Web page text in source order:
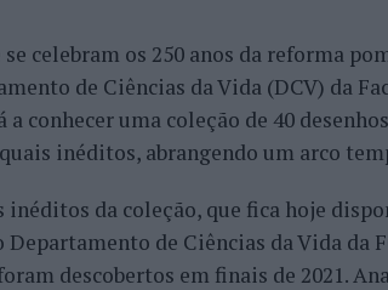
se celebram os 250 anos da reforma
de Ciências da Vida (DCV) da
a conhecer uma coleção de 40
inéditos, abrangendo um arco
inéditos da coleção, que fica hoje
de Ciências da Vida da
descobertos em finais de 2021.